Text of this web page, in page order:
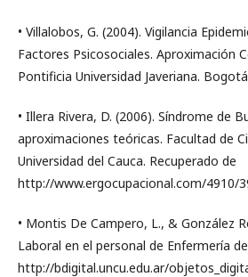
• Villalobos, G. (2004). Vigilancia
Factores Psicosociales. Aproximación
Pontificia Universidad Javeriana.
• Illera Rivera, D. (2006). Síndrome de
aproximaciones teóricas. Facultad de
Universidad del Cauca. Recuperado de
http://www.ergocupacional.com/4910/
• Montis De Campero, L., & González
Laboral en el personal de Enfermería
http://bdigital.uncu.edu.ar/